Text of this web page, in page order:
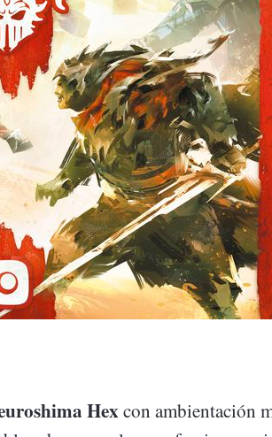
Hexcon ambientación